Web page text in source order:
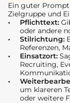
Ein guter
Zielgruppe und
Pflichttext:
oder andere
Stilrichtung:
Referenzen,
Einsatzort:
Recruiting,
um klareren
oder weitere